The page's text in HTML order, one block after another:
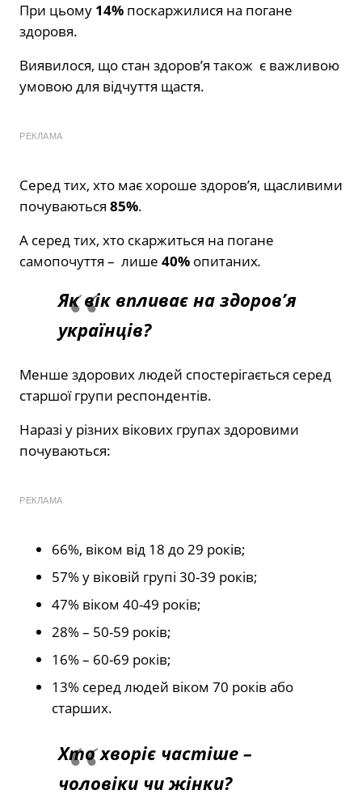
При цьому 14% поскаржилися на погане
здоровя.
Виявилося, що стан здоров’я також є важливою
умовою для відчуття щастя.
РЕКЛАМА
Серед тих, хто має хороше здоров’я, щасливими
почуваються 85%.
А серед тих, хто скаржиться на погане
самопочуття – лише 40% опитаних.
Як вік впливає на здоров’я
українців?
Менше здорових людей спостерігається серед
старшої групи респондентів.
Наразі у різних вікових групах здоровими
почуваються:
РЕКЛАМА
66%, віком від 18 до 29 років;
57% у віковій групі 30-39 років;
47% віком 40-49 років;
28% – 50-59 років;
16% – 60-69 років;
13% серед людей віком 70 років або
старших.
Хто хворіє частіше –
чоловіки чи жінки?